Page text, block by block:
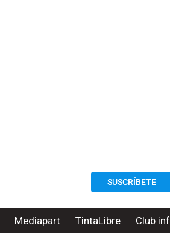
SUSCRÍBETE
Mediapart TintaLibre Club